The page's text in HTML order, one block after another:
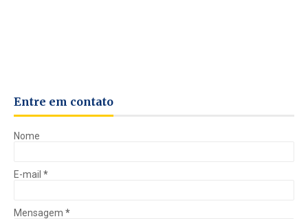
Entre em contato
Nome
E-mail *
Mensagem *